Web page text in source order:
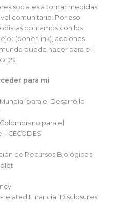
sociales a tomar medidas
comunitario. Por eso
contamos con los
(poner link), acciones
puede hacer para el
para mi
para el Desarrollo
para el
CECODES
de Recursos Biológicos
related Financial Disclosures